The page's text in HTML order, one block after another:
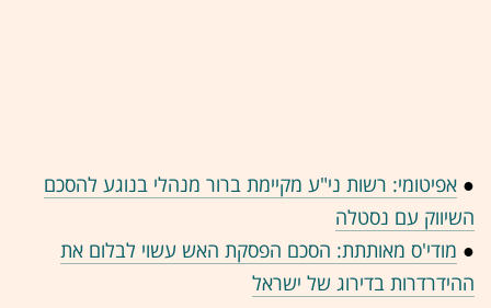
● אפיטומי: רשות ני"ע מקיימת ברור מנהלי בנוגע להסכם
השיווק עם נסטלה
● מודי'ס מאותתת: הסכם הפסקת האש עשוי לבלום את
ההידרדרות בדירוג של ישראל